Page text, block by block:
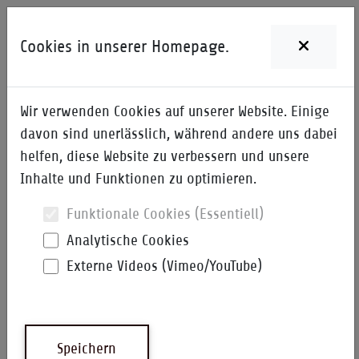
Home
QM
Qualitätsmanagement-
Cookies in unserer Homepage.
Wir verwenden Cookies auf unserer Website. Einige
davon sind unerlässlich, während andere uns dabei
helfen, diese Website zu verbessern und unsere
Inhalte und Funktionen zu optimieren.
Funktionale Cookies (Essentiell)
Analytische Cookies
Externe Videos (Vimeo/YouTube)
Speichern